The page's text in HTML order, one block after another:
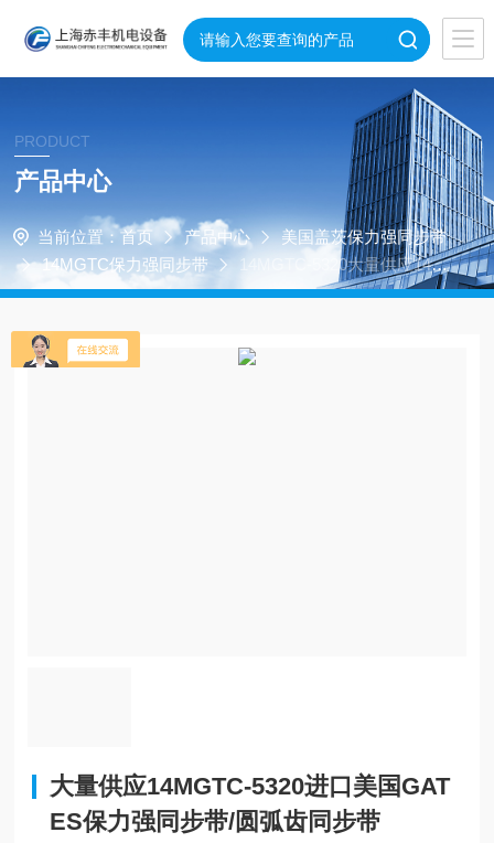
PRODUCT
产品中心
当前位置： 首页 产品中心
美国盖茨保力强同步带
14MGTC保力强同步带
14MGTC-5320大量供应14M
GTC-5320进口美国GATES保力强同步带/圆弧齿同步带
大量供应14MGTC-5320进口美国GAT
ES保力强同步带/圆弧齿同步带